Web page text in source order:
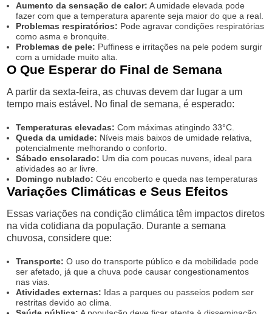
Aumento da sensação de calor: A umidade elevada pode
fazer com que a temperatura aparente seja maior do que a real.
Problemas respiratórios: Pode agravar condições respiratórias
como asma e bronquite.
Problemas de pele: Puffiness e irritações na pele podem surgir
com a umidade muito alta.
O Que Esperar do Final de Semana
A partir da sexta-feira, as chuvas devem dar lugar a um
tempo mais estável. No final de semana, é esperado:
Temperaturas elevadas: Com máximas atingindo 33°C.
Queda da umidade: Níveis mais baixos de umidade relativa,
potencialmente melhorando o conforto.
Sábado ensolarado: Um dia com poucas nuvens, ideal para
atividades ao ar livre.
Domingo nublado: Céu encoberto e queda nas temperaturas
Variações Climáticas e Seus Efeitos
Essas variações na condição climática têm impactos diretos
na vida cotidiana da população. Durante a semana
chuvosa, considere que:
Transporte: O uso do transporte público e da mobilidade pode
ser afetado, já que a chuva pode causar congestionamentos
nas vias.
Atividades externas: Idas a parques ou passeios podem ser
restritas devido ao clima.